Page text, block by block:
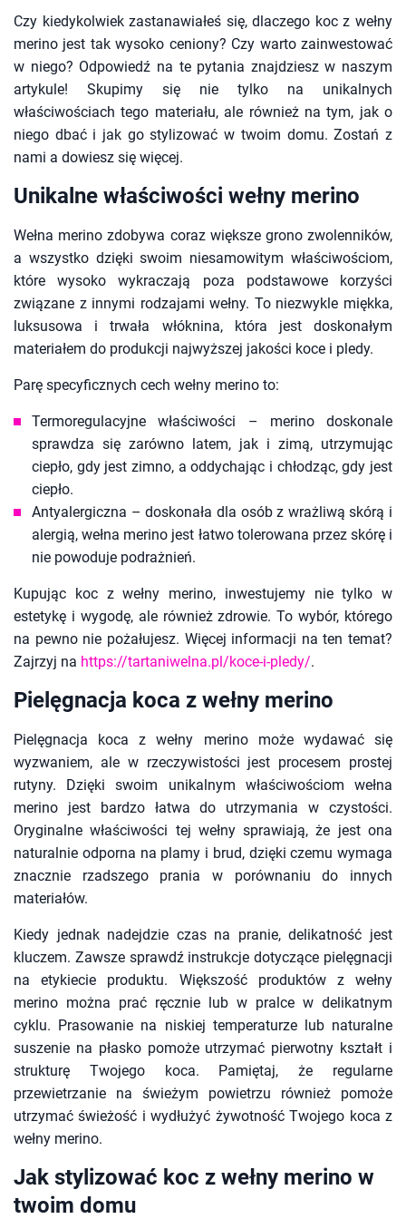
Czy kiedykolwiek zastanawiałeś się, dlaczego koc z wełny
merino jest tak wysoko ceniony? Czy warto zainwestować
w niego? Odpowiedź na te pytania znajdziesz w naszym
artykule! Skupimy się nie tylko na unikalnych
właściwościach tego materiału, ale również na tym, jak o
niego dbać i jak go stylizować w twoim domu. Zostań z
nami a dowiesz się więcej.
Unikalne właściwości wełny merino
Wełna merino zdobywa coraz większe grono zwolenników,
a wszystko dzięki swoim niesamowitym właściwościom,
które wysoko wykraczają poza podstawowe korzyści
związane z innymi rodzajami wełny. To niezwykle miękka,
luksusowa i trwała włóknina, która jest doskonałym
materiałem do produkcji najwyższej jakości koce i pledy.
Parę specyficznych cech wełny merino to:
Termoregulacyjne właściwości – merino doskonale
sprawdza się zarówno latem, jak i zimą, utrzymując
ciepło, gdy jest zimno, a oddychając i chłodząc, gdy jest
ciepło.
Antyalergiczna – doskonała dla osób z wrażliwą skórą i
alergią, wełna merino jest łatwo tolerowana przez skórę i
nie powoduje podrażnień.
Kupując koc z wełny merino, inwestujemy nie tylko w
estetykę i wygodę, ale również zdrowie. To wybór, którego
na pewno nie pożałujesz. Więcej informacji na ten temat?
Zajrzyj na https://tartaniwelna.pl/koce-i-pledy/.
Pielęgnacja koca z wełny merino
Pielęgnacja koca z wełny merino może wydawać się
wyzwaniem, ale w rzeczywistości jest procesem prostej
rutyny. Dzięki swoim unikalnym właściwościom wełna
merino jest bardzo łatwa do utrzymania w czystości.
Oryginalne właściwości tej wełny sprawiają, że jest ona
naturalnie odporna na plamy i brud, dzięki czemu wymaga
znacznie rzadszego prania w porównaniu do innych
materiałów.
Kiedy jednak nadejdzie czas na pranie, delikatność jest
kluczem. Zawsze sprawdź instrukcje dotyczące pielęgnacji
na etykiecie produktu. Większość produktów z wełny
merino można prać ręcznie lub w pralce w delikatnym
cyklu. Prasowanie na niskiej temperaturze lub naturalne
suszenie na płasko pomoże utrzymać pierwotny kształt i
strukturę Twojego koca. Pamiętaj, że regularne
przewietrzanie na świeżym powietrzu również pomoże
utrzymać świeżość i wydłużyć żywotność Twojego koca z
wełny merino.
Jak stylizować koc z wełny merino w
twoim domu